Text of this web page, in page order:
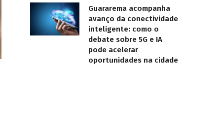
Guararema acompanha
avanço da conectividade
inteligente: como o
debate sobre 5G e IA
pode acelerar
oportunidades na cidade